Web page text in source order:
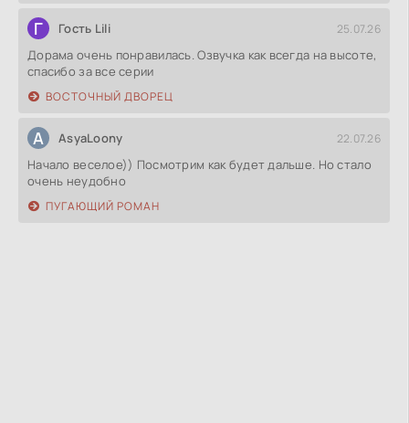
Г Гость Lili 25.07.26
Дорама очень понравилась. Озвучка как всегда на высоте,
спасибо за все серии
ВОСТОЧНЫЙ ДВОРЕЦ
A AsyaLoony 22.07.26
Начало веселое)) Посмотрим как будет дальше. Но стало
очень неудобно
ПУГАЮЩИЙ РОМАН